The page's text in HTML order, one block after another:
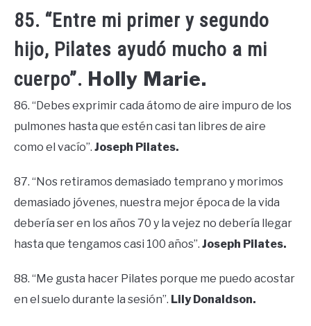
85. “Entre mi primer y segundo
hijo, Pilates ayudó mucho a mi
cuerpo”. Holly Marie.
86. “Debes exprimir cada átomo de aire impuro de los
pulmones hasta que estén casi tan libres de aire
como el vacío”. Joseph Pilates.
87. “Nos retiramos demasiado temprano y morimos
demasiado jóvenes, nuestra mejor época de la vida
debería ser en los años 70 y la vejez no debería llegar
hasta que tengamos casi 100 años”. Joseph Pilates.
88. “Me gusta hacer Pilates porque me puedo acostar
en el suelo durante la sesión”. Lily Donaldson.